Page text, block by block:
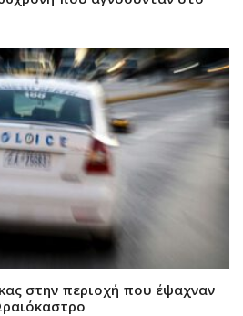
στην περιοχή που έψαχναν